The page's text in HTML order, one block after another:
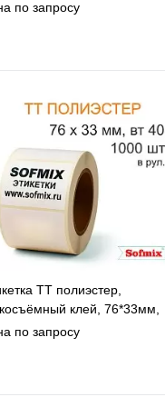
в рул, вт40, 16312
по запросу
В избранное
К сравнению
Под заказ
ТТ полиэстер,
клей, 76*33мм,
в рул, вт40, 16312
по запросу